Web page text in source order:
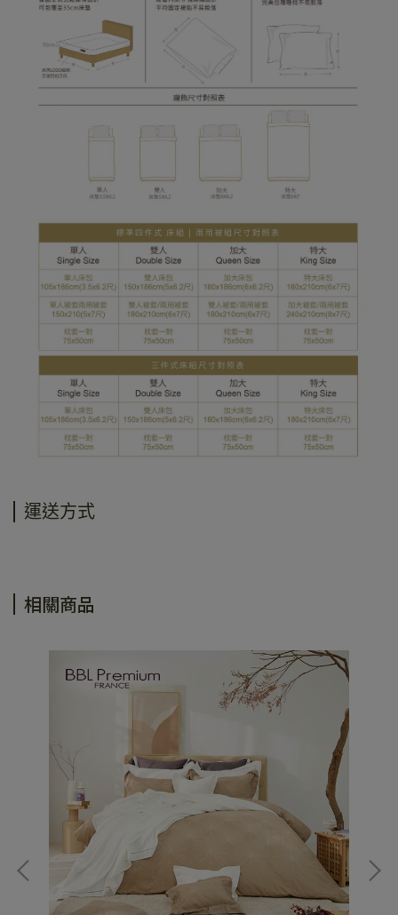
運送方式
相關商品